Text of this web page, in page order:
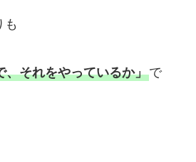
も
、それをやっているか」で